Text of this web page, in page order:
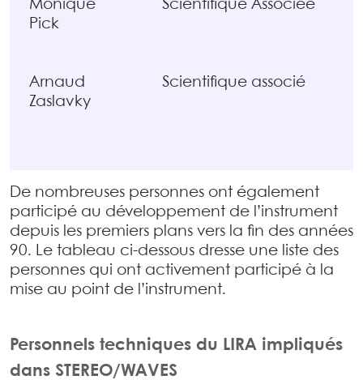
Monique
Pick
Scientifique Associée
Arnaud
Zaslavky
Scientifique associé
De nombreuses personnes ont également
participé au développement de l’instrument
depuis les premiers plans vers la fin des années
90. Le tableau ci-dessous dresse une liste des
personnes qui ont activement participé à la
mise au point de l’instrument.
Personnels techniques du LIRA impliqués
dans STEREO/WAVES